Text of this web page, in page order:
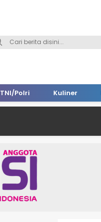
TNI/Polri Kuliner